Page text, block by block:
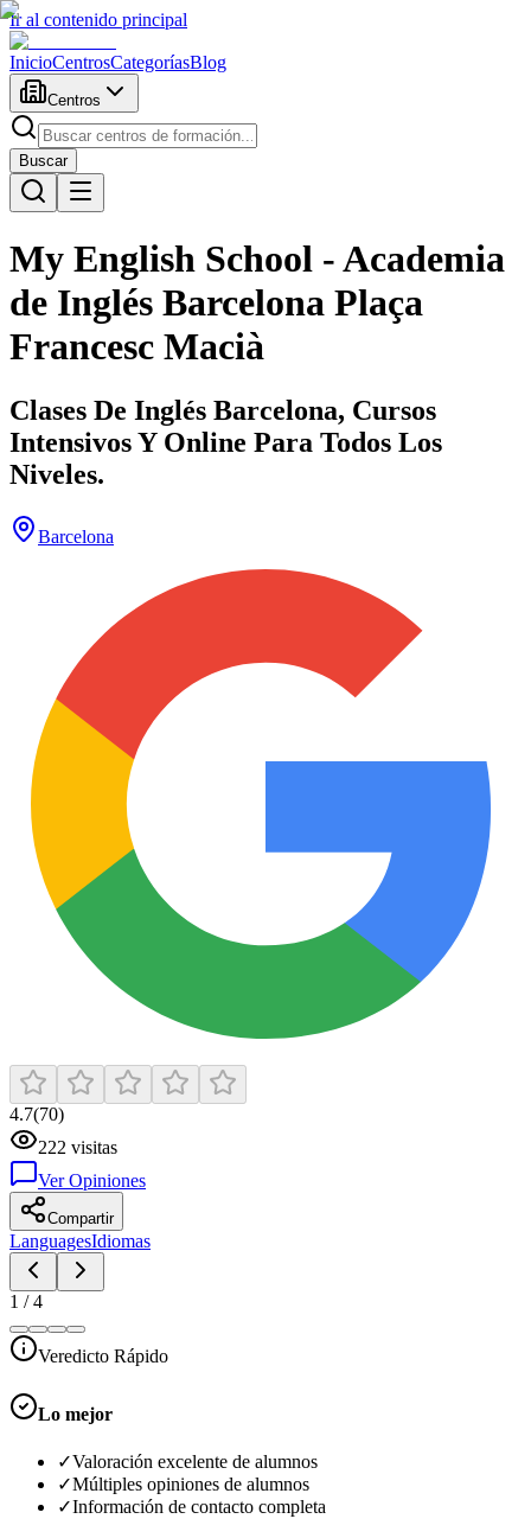
Ir al contenido principal
InicioCentrosCategoríasBlog
Centros
Buscar
My English School - Academia
de Inglés Barcelona Plaça
Francesc Macià
Clases De Inglés Barcelona, Cursos
Intensivos Y Online Para Todos Los
Niveles.
Barcelona
4.7(70)
222 visitas
Ver Opiniones
Compartir
LanguagesIdiomas
1 /4
Veredicto Rápido
Lo mejor
✓Valoración excelente de alumnos
✓Múltiples opiniones de alumnos
✓Información de contacto completa